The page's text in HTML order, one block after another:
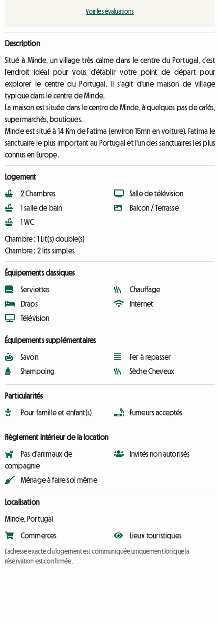
Voir les évaluations
Description
Situé à Minde, un village très calme dans le centre du Portugal, c'est
l'endroit idéal pour vous d'établir votre point de départ pour
explorer le centre du Portugal. Il s'agit d'une maison de village
typique dans le centre de Minde.
La maison est située dans le centre de Minde, à quelques pas de cafés,
supermarchés, boutiques.
Minde est situé à 14 Km de Fatima (environ 15mn en voiture). Fatima le
sanctuaire le plus important au Portugal et l'un des sanctuaires les plus
connus en Europe.
Logement
2 Chambres
1 salle de bain
1 WC
Salle de télévision
Balcon / Terrasse
Chambre : 1 Lit(s) double(s)
Chambre : 2 lits simples
Équipements classiques
Serviettes
Draps
Télévision
Chauffage
Internet
Équipements supplémentaires
Savon
Shampoing
Fer à repasser
Sèche Cheveux
Particularités
Pour famille et enfant(s) Fumeurs acceptés
Règlement intérieur de la location
Pas d'animaux de
compagnie
Ménage à faire soi même
Invités non autorisés
Localisation
Minde, Portugal
Commerces Lieux touristiques
L'adresse exacte du logement est communiquée uniquement lorsque la
réservation est confirmée.